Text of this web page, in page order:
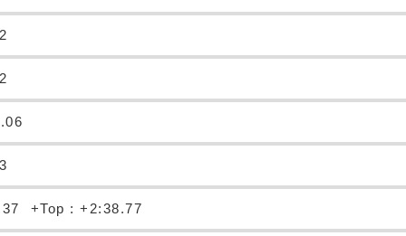
+Top : +2:38.77